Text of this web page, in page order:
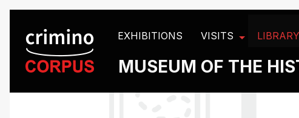
EXHIBITIONS VISITS LIBRARY
MUSEUM OF THE
Cookies management panel